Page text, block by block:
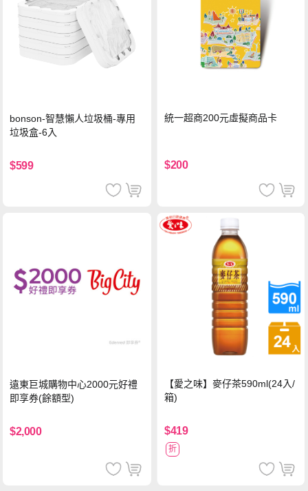
bonson-智慧懶人垃圾桶-專用
垃圾盒-6入
$599
統一超商200元虛擬商品卡
$200
遠東巨城購物中心2000元好禮
即享券(餘額型)
$2,000
【愛之味】麥仔茶590ml(24入/
箱)
$419
折